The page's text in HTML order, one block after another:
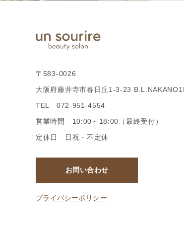
〒583-0026
大阪府藤井寺市春日丘1-3-23
TEL 072-951-4554
営業時間 10:00～18:00（最終受付）
定休日 日祝・不定休
お問い合わせ
プライバシーポリシー